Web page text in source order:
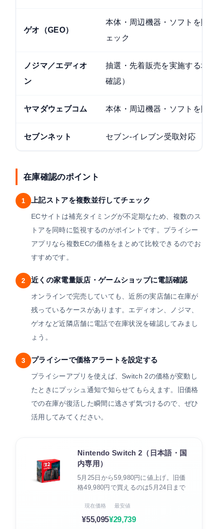
ゲオ（GEO）
本体・周辺機器・ソフトを販
ェック
ノジマ／エディオ
ン
抽選・先着販売を実施する場
確認）
ヤマダウェブコム 本体・周辺機器・ソフトを販売
セブンネット セブン-イレブン受取対応
在庫確認のポイント
1 上記ストアを複数並行してチェック
ECサイトは補充タイミングが不定期なため、複数のス
トアを同時に監視するのがポイントです。プライシー
アプリなら複数ECの価格をまとめて比較できるのでお
すすめです。
2 近くの家電量販店・ゲームショップに電話確認
オンラインで完売していても、近所の実店舗に在庫が
残っているケースがあります。エディオン、ノジマ、
ゲオなど近隣店舗に電話で在庫状況を確認してみまし
ょう。
3 プライシーで価格アラートを設定する
プライシーアプリを使えば、Switch 2の価格が変動し
たときにプッシュ通知で知らせてもらえます。旧価格
での在庫が復活した瞬間に逃さず気づけるので、ぜひ
活用してみてください。
Nintendo Switch 2（日本語・国
内専用）
5月25日から59,980円に値上げ。旧価
格49,980円で買えるのは5月24日まで
現在価格
¥55,095
最安値
¥29,739